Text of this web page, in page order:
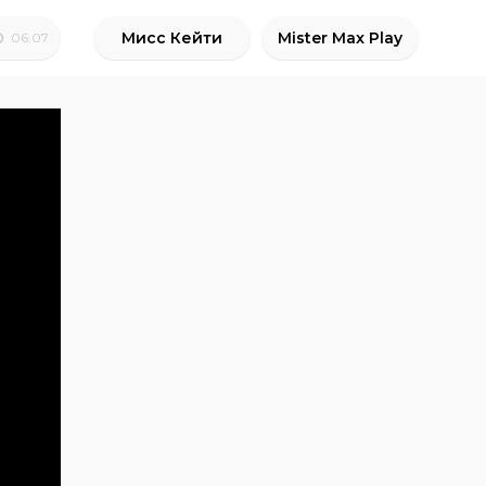
06:07 Мисс Кейти Mister Max Play